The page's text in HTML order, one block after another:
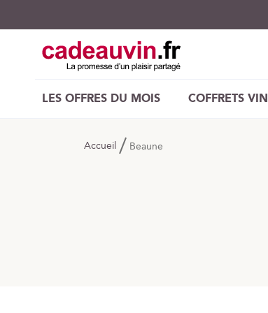
LES OFFRES DU MOIS COFFRETS VIN
Accueil Beaune